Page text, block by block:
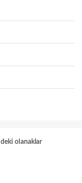
olanaklar